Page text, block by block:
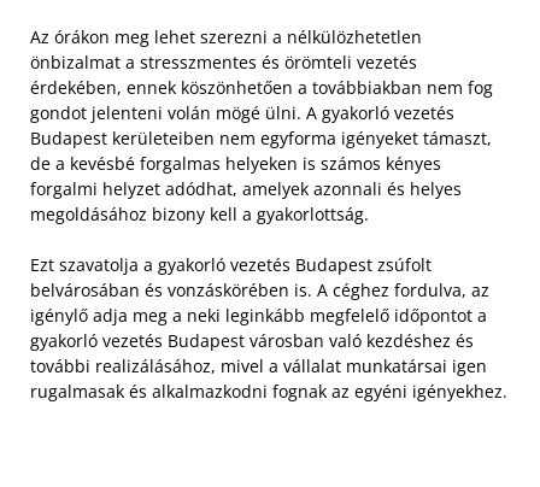
Az órákon meg lehet szerezni a nélkülözhetetlen
önbizalmat a stresszmentes és örömteli vezetés
érdekében, ennek köszönhetően a továbbiakban nem fog
gondot jelenteni volán mögé ülni. A gyakorló vezetés
Budapest kerületeiben nem egyforma igényeket támaszt,
de a kevésbé forgalmas helyeken is számos kényes
forgalmi helyzet adódhat, amelyek azonnali és helyes
megoldásához bizony kell a gyakorlottság.
Ezt szavatolja a gyakorló vezetés Budapest zsúfolt
belvárosában és vonzáskörében is. A céghez fordulva, az
igénylő adja meg a neki leginkább megfelelő időpontot a
gyakorló vezetés Budapest városban való kezdéshez és
további realizálásához, mivel a vállalat munkatársai igen
rugalmasak és alkalmazkodni fognak az egyéni igényekhez.